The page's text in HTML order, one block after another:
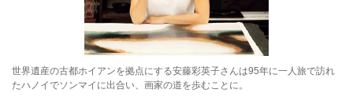
世界遺産の古都ホイアンを拠点にする安藤彩英子さんは95年に一人旅で訪れ
たハノイでソンマイに出合い、画家の道を歩むことに。